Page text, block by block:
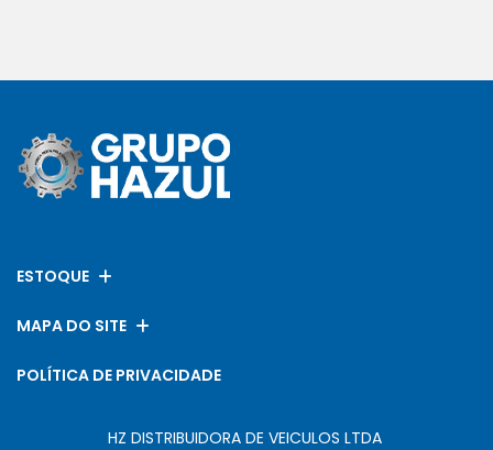
ESTOQUE
MAPA DO SITE
POLÍTICA DE PRIVACIDADE
HZ DISTRIBUIDORA DE VEICULOS LTDA